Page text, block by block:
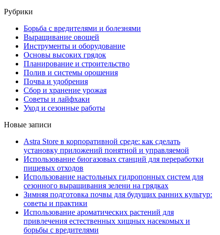
Рубрики
Борьба с вредителями и болезнями
Выращивание овощей
Инструменты и оборудование
Основы высоких грядок
Планирование и строительство
Полив и системы орошения
Почва и удобрения
Сбор и хранение урожая
Советы и лайфхаки
Уход и сезонные работы
Новые записи
Astra Store в корпоративной среде: как сделать
установку приложений понятной и управляемой
Использование биогазовых станций для переработки
пищевых отходов
Использование настольных гидропонных систем для
сезонного выращивания зелени на грядках
Зимняя подготовка почвы для будущих ранних культур:
советы и практики
Использование ароматических растений для
привлечения естественных хищных насекомых и
борьбы с вредителями